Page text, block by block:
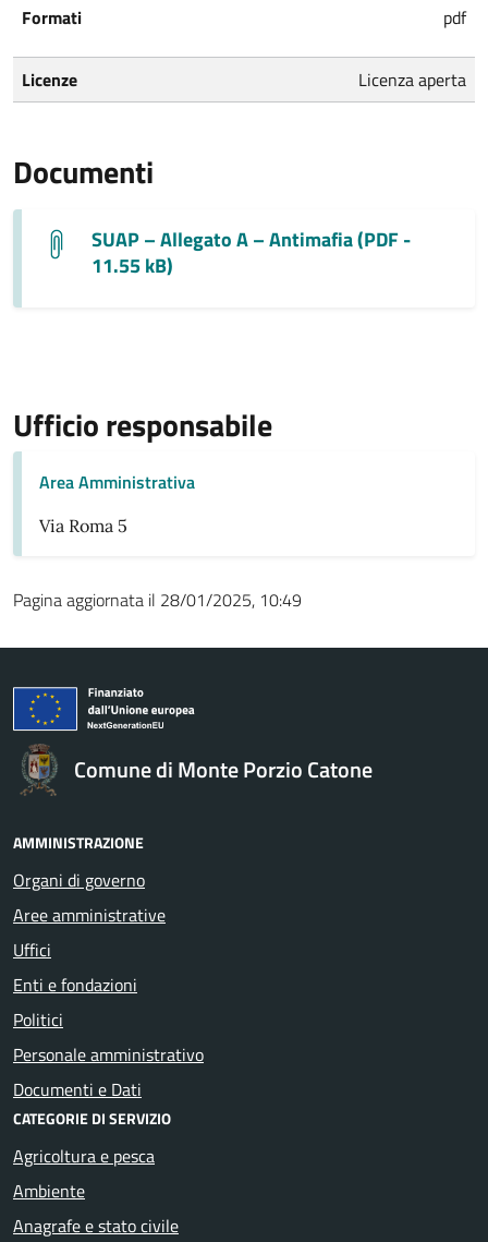
Formati
pdf
Licenze Licenza aperta
Documenti
SUAP – Allegato A – Antimafia (PDF -
11.55 kB)
Ufficio responsabile
Area Amministrativa
Via Roma 5
Pagina aggiornata il 28/01/2025, 10:49
Comune di Monte Porzio Catone
AMMINISTRAZIONE
Organi di governo
Aree amministrative
Uffici
Enti e fondazioni
Politici
Personale amministrativo
Documenti e Dati
CATEGORIE DI SERVIZIO
Agricoltura e pesca
Ambiente
Anagrafe e stato civile